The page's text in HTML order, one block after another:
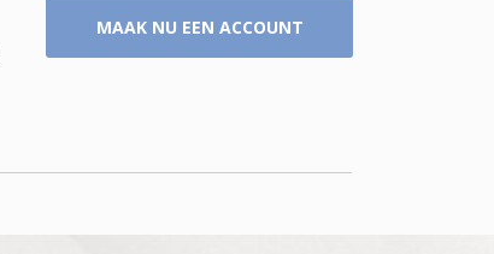
MAAK NU EEN ACCOUNT